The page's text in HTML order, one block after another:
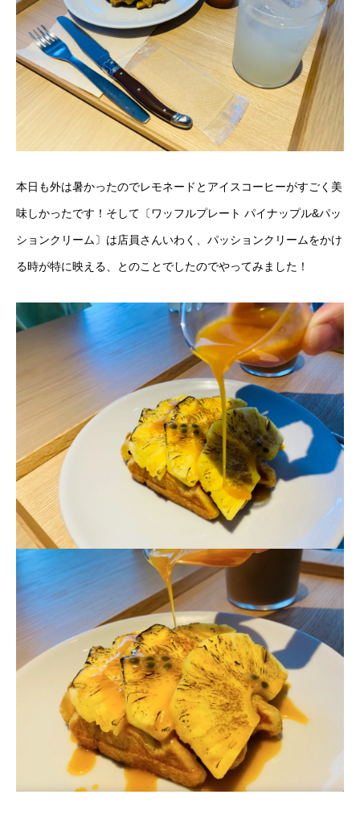
本日も外は暑かったのでレモネードとアイスコーヒーがすごく美
味しかったです！そして〔ワッフルプレート パイナップル&パッ
ションクリーム〕は店員さんいわく、パッションクリームをかけ
る時が特に映える、とのことでしたのでやってみました！